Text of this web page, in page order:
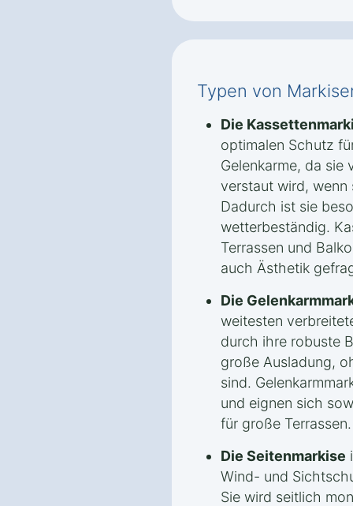
Typen von
Die
optimalen Schutz
Gelenkarme, da sie
verstaut wird, wenn
Dadurch ist sie
wetterbeständig.
Terrassen und
auch Ästhetik
Die
weitesten
durch ihre robuste
große Ausladung,
sind.
und eignen sich
für große Terrassen.
Die Seitenmarkise
Wind- und
Sie wird seitlich